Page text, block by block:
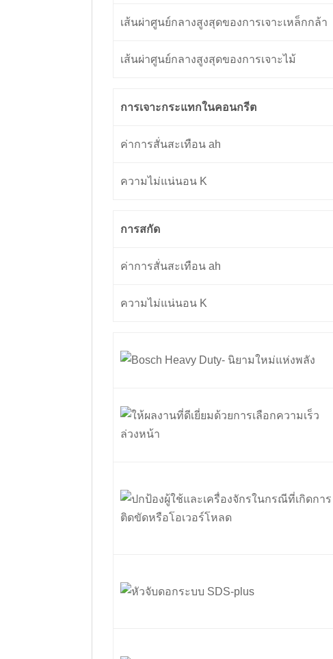
เส้นผ่าศูนย์กลางสูงสุดของการเจาะเหล็กกล้า
เส้นผ่าศูนย์กลางสูงสุดของการเจาะไม้
การเจาะกระแทกในคอนกรีต
ค่าการสั่นสะเทือน ah
ความไม่แน่นอน K
การสกัด
ค่าการสั่นสะเทือน ah
ความไม่แน่นอน K